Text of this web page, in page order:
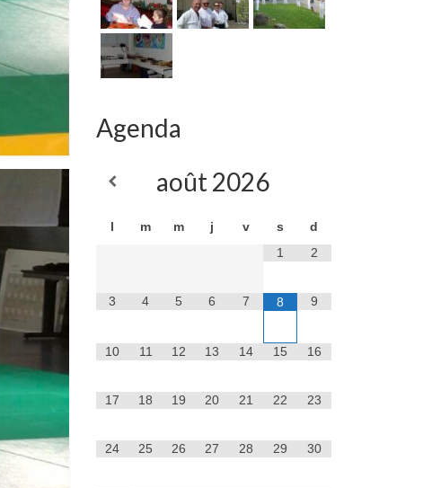
Agenda
août2026
l m m j v s
d
1
2
3 4 5 6 7 8 9
10 11 12 13 14 15 16
17 18 19 20 21 22 23
24 25 26 27 28 29 30